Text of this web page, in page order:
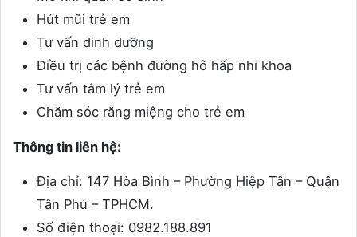
Hút mũi trẻ em
Tư vấn dinh dưỡng
Điều trị các bệnh đường hô hấp nhi khoa
Tư vấn tâm lý trẻ em
Chăm sóc răng miệng cho trẻ em
Thông tin liên hệ:
Địa chỉ: 147 Hòa Bình – Phường Hiệp Tân – Quận
Tân Phú – TPHCM.
Số điện thoại: 0982.188.891